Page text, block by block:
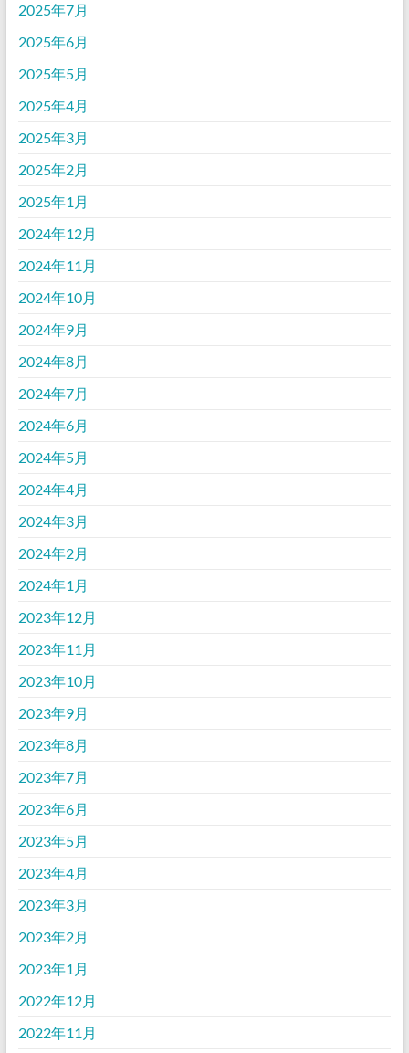
2025年7月
2025年6月
2025年5月
2025年4月
2025年3月
2025年2月
2025年1月
2024年12月
2024年11月
2024年10月
2024年9月
2024年8月
2024年7月
2024年6月
2024年5月
2024年4月
2024年3月
2024年2月
2024年1月
2023年12月
2023年11月
2023年10月
2023年9月
2023年8月
2023年7月
2023年6月
2023年5月
2023年4月
2023年3月
2023年2月
2023年1月
2022年12月
2022年11月